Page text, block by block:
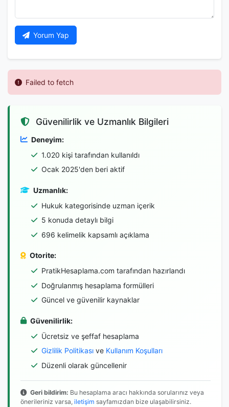
Yorum Yap
Failed to fetch
Güvenilirlik ve Uzmanlık Bilgileri
Deneyim:
1.020 kişi tarafından kullanıldı
Ocak 2025'den beri aktif
Uzmanlık:
Hukuk kategorisinde uzman içerik
5 konuda detaylı bilgi
696 kelimelik kapsamlı açıklama
Otorite:
PratikHesaplama.com tarafından hazırlandı
Doğrulanmış hesaplama formülleri
Güncel ve güvenilir kaynaklar
Güvenilirlik:
Ücretsiz ve şeffaf hesaplama
Gizlilik Politikasıve Kullanım Koşulları
Düzenli olarak güncellenir
Geri bildirim: Bu hesaplama aracı hakkında sorularınız veya
önerileriniz varsa, iletişim sayfamızdan bize ulaşabilirsiniz.